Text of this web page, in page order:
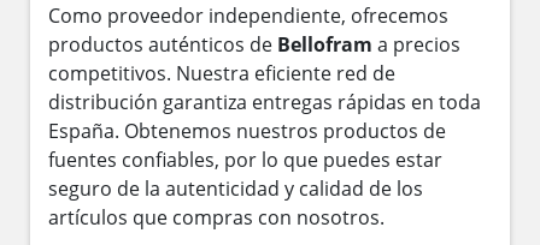
Como proveedor independiente, ofrecemos
productos auténticos de Bellofram a precios
competitivos. Nuestra eficiente red de
distribución garantiza entregas rápidas en toda
España. Obtenemos nuestros productos de
fuentes confiables, por lo que puedes estar
seguro de la autenticidad y calidad de los
artículos que compras con nosotros.